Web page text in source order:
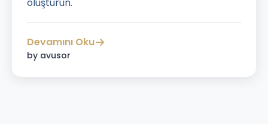
Devamını Oku
by avusor